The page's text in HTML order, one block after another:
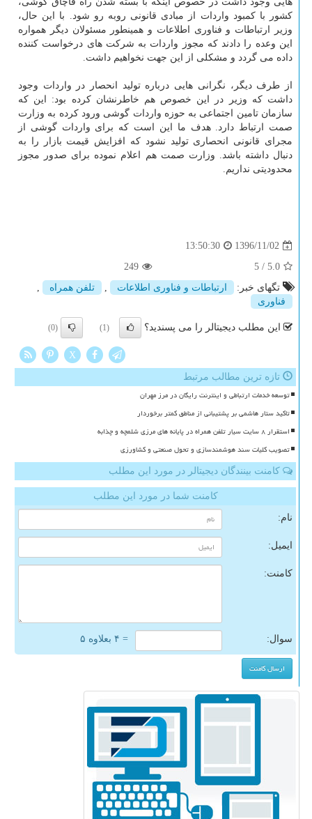
كشور با كمبود واردات از مبادی قانونی روبه رو شود. با این حال،
وزیر ارتباطات و فناوری اطلاعات و همینطور مسئولان دیگر همواره
این وعده را دادند كه مجوز واردات به شركت های درخواست كننده
داده می گردد و مشكلی از این جهت نخواهیم داشت.
از طرف دیگر، نگرانی هایی درباره تولید انحصار در واردات وجود
داشت كه وزیر در این خصوص هم خاطرنشان كرده بود: این كه
سازمان تامین اجتماعی به حوزه واردات گوشی ورود كرده به وزارت
صمت ارتباط دارد. هدف ما این است كه برای واردات گوشی از
مجرای قانونی انحصاری تولید نشود كه افزایش قیمت بازار را به
دنبال داشته باشد. وزارت صمت هم اعلام نموده برای صدور مجوز
محدودیتی نداریم.
1396/11/02
13:50:30
5.0
/
5
249
تگهای خبر:
ارتباطات و فناوری اطلاعات , تلفن همراه
,
فناوری
این مطلب دیجیتالر را می پسندید؟ (1)
(0)
X
تازه ترین مطالب مرتبط
توسعه خدمات ارتباطی و اینترنت رایگان در مرز مهران
تاکید ستار هاشمی بر پشتیبانی از مناطق کمتر برخوردار
استقرار ۸ سایت سیار تلفن همراه در پایانه های مرزی شلمچه و چذابه
تصویب کلیات سند هوشمندسازی و تحول صنعتی و کشاورزی
کامنت بینندگان دیجیتالر در مورد این مطلب
کامنت شما در مورد این مطلب
نام:
ایمیل:
کامنت:
سوال: = ۴ بعلاوه ۵